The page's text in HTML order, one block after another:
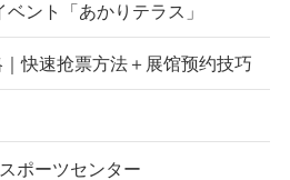
ント「あかりテラス」
快速抢票方法＋展馆预约技巧
ポーツセンター